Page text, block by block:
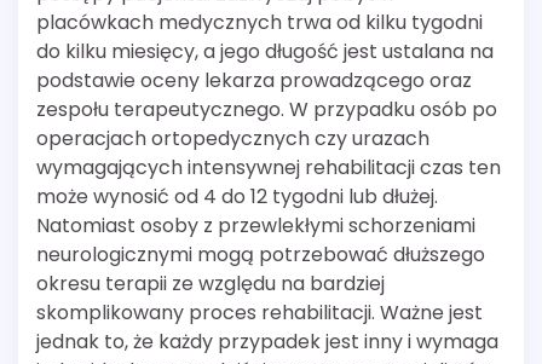
placówkach medycznych trwa od kilku tygodni
do kilku miesięcy, a jego długość jest ustalana na
podstawie oceny lekarza prowadzącego oraz
zespołu terapeutycznego. W przypadku osób po
operacjach ortopedycznych czy urazach
wymagających intensywnej rehabilitacji czas ten
może wynosić od 4 do 12 tygodni lub dłużej.
Natomiast osoby z przewlekłymi schorzeniami
neurologicznymi mogą potrzebować dłuższego
okresu terapii ze względu na bardziej
skomplikowany proces rehabilitacji. Ważne jest
jednak to, że każdy przypadek jest inny i wymaga